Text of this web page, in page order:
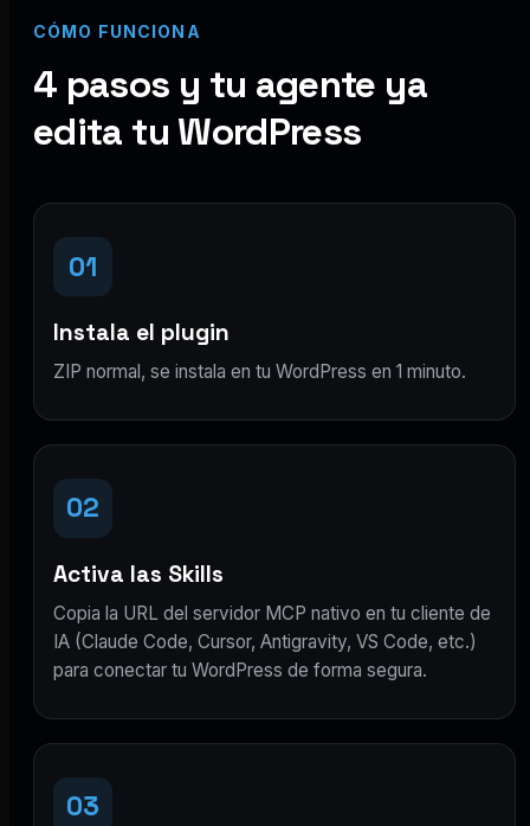
CÓMO FUNCIONA
4 pasos y tu agente ya
edita tu WordPress
01
Instala el plugin
ZIP normal, se instala en tu WordPress en 1 minuto.
02
Activa las Skills
Copia la URL del servidor MCP nativo en tu cliente de
IA (Claude Code, Cursor, Antigravity, VS Code, etc.)
para conectar tu WordPress de forma segura.
03